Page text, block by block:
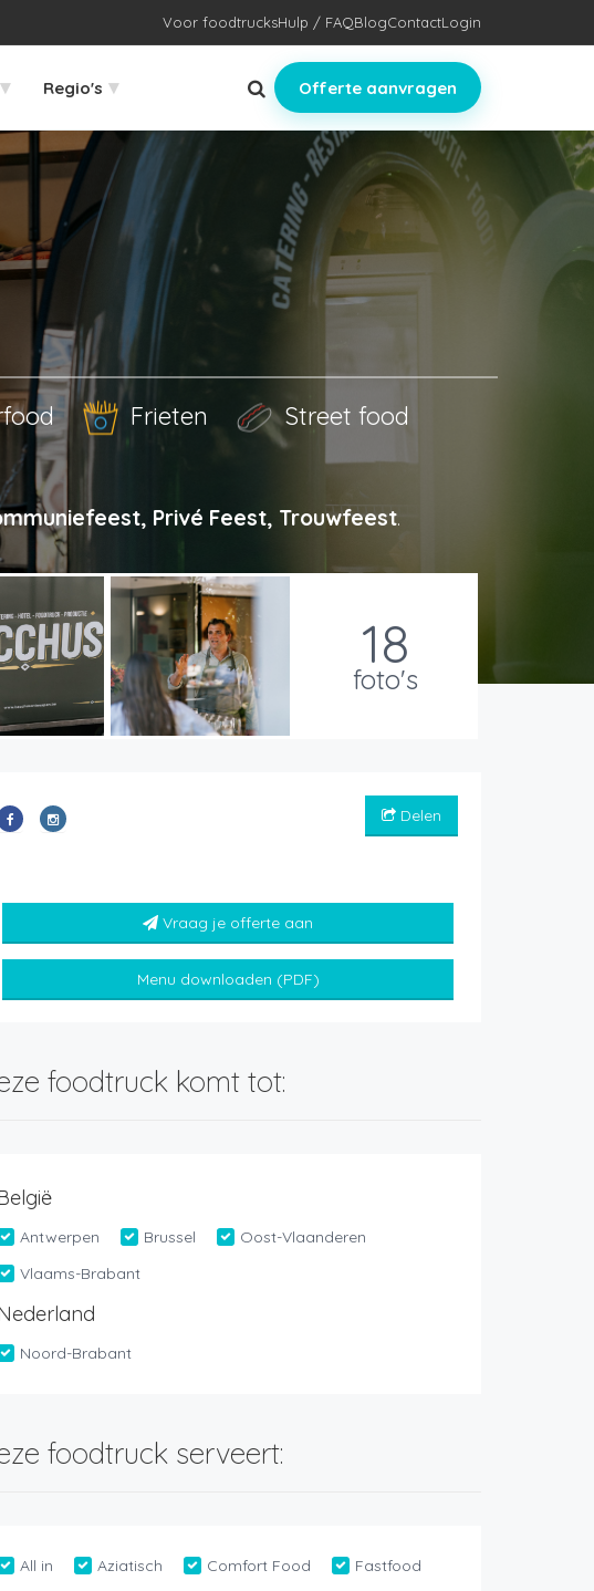
Voor foodtrucksHulp / FAQBlogContactLogin
▾ Regio's ▾ Offerte aanvragen
Frieten
Street food
Privé Feest, Trouwfeest.
18
foto's
Delen
Vraag je offerte aan
Menu downloaden (PDF)
foodtruck komt tot:
Antwerpen Brussel
Oost-Vlaanderen
Vlaams-Brabant
Noord-Brabant
foodtruck serveert:
All in Aziatisch Comfort Food
Fastfood